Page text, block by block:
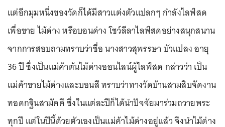
แต่อีกมุมหนึ่งของวัดก็ได้มีสาวแต่งตัวแปลกๆ กำลังไลฟ์สด
เพื่อขาย ไม้ด่าง หรือบอนด่าง โชว์ลีลาไลฟ์สดอย่างสนุกสนาน
จากการสอบถามทราบว่าชื่อ นางสาวสุพรรษา บัวแปลง อายุ
36 ปี ซึ่งเป็นแม่ค้าต้นไม้ด่างออนไลน์ผู้ไลฟ์สด กล่าวว่า เป็น
แม่ค้าขายไม้ด่างและบอนสี ทราบว่าทางวัดบ้านสามสิบจัดงาน
ทอดกฐินสามัคคี ซึ่งในแต่ละปีก็ได้นำปัจจัยมาร่วมถวายพระ
ทุกปี แต่ในปีนี้ด้วยตัวเองเป็นแม่ค้าไม้ด่างอยู่แล้ว จึงนำไม้ด่าง